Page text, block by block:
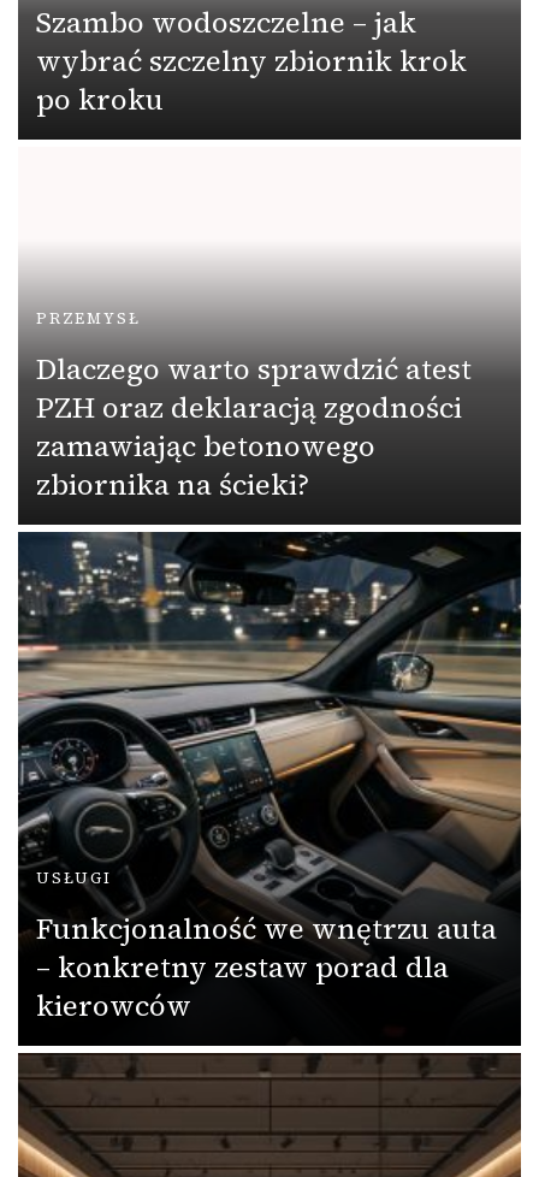
Szambo wodoszczelne – jak
wybrać szczelny zbiornik krok
po kroku
PRZEMYSŁ
Dlaczego warto sprawdzić atest
PZH oraz deklaracją zgodności
zamawiając betonowego
zbiornika na ścieki?
USŁUGI
Funkcjonalność we wnętrzu auta
– konkretny zestaw porad dla
kierowców